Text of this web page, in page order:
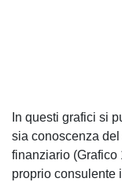
In questi grafici si
sia conoscenza
finanziario (Grafico
proprio consulente